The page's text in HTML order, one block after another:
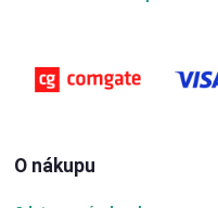
O nákupu